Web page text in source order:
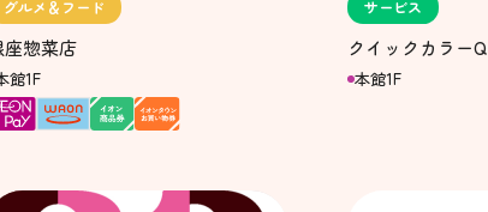
グルメ＆フード
座惣菜店
館1F
サービス
クイックカラーQ
本館1F